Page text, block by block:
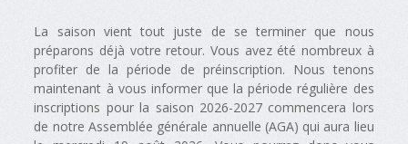
La saison vient tout juste de se terminer que nous
préparons déjà votre retour. Vous avez été nombreux à
profiter de la période de préinscription. Nous tenons
maintenant à vous informer que la période régulière des
inscriptions pour la saison 2026-2027 commencera lors
de notre Assemblée générale annuelle (AGA) qui aura lieu